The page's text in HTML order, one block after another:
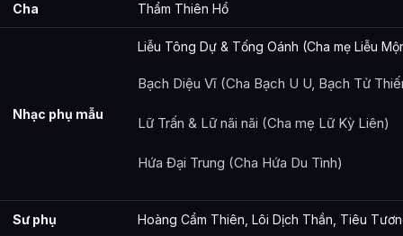
Cha Thẩm Thiên Hổ
Nhạc phụ mẫu
Liễu Tông Dự & Tống Oánh (Cha mẹ Liễu
Bạch Diệu Vĩ (Cha Bạch U U, Bạch Tử
Lữ Trấn & Lữ nãi nãi (Cha mẹ Lữ Kỳ Liên)
Hứa Đại Trung (Cha Hứa Du Tình)
Sư phụ Hoàng Cẩm Thiên, Lôi Dịch Thần, Tiêu